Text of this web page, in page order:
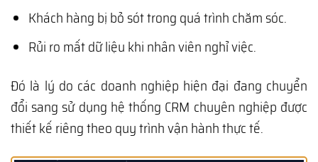
Khách hàng bị bỏ sót trong quá trình chăm sóc.
Rủi ro mất dữ liệu khi nhân viên nghỉ việc.
Đó là lý do các doanh nghiệp hiện đại đang chuyển
đổi sang sử dụng hệ thống CRM chuyên nghiệp được
thiết kế riêng theo quy trình vận hành thực tế.